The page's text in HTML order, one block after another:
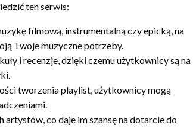
ten serwis:
filmową, instrumentalną czy epicką, na
Twoje muzyczne potrzeby.
i recenzje, dzięki czemu użytkownicy są na
tworzenia playlist, użytkownicy mogą
artystów, co daje im szansę na dotarcie do